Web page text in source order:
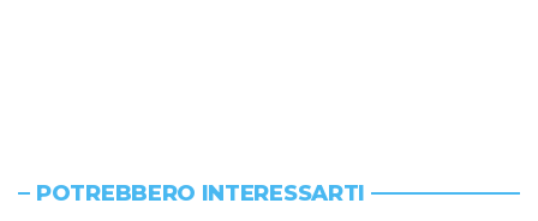
POTREBBERO INTERESSARTI